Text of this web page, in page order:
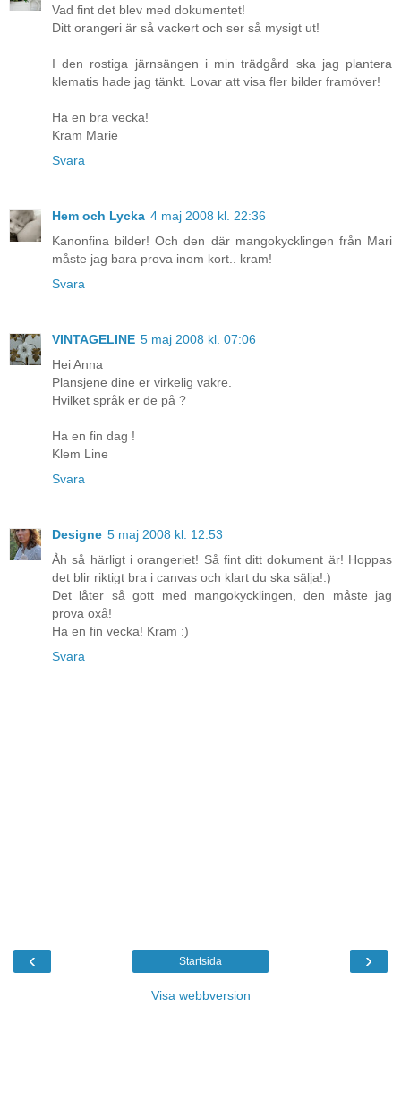
Vad fint det blev med dokumentet!
Ditt orangeri är så vackert och ser så mysigt ut!
I den rostiga järnsängen i min trädgård ska jag plantera
klematis hade jag tänkt. Lovar att visa fler bilder framöver!
Ha en bra vecka!
Kram Marie
Svara
Hem och Lycka 4 maj 2008 kl. 22:36
Kanonfina bilder! Och den där mangokycklingen från Mari
måste jag bara prova inom kort.. kram!
Svara
VINTAGELINE 5 maj 2008 kl. 07:06
Hei Anna
Plansjene dine er virkelig vakre.
Hvilket språk er de på ?
Ha en fin dag !
Klem Line
Svara
Designe 5 maj 2008 kl. 12:53
Åh så härligt i orangeriet! Så fint ditt dokument är! Hoppas
det blir riktigt bra i canvas och klart du ska sälja!:)
Det låter så gott med mangokycklingen, den måste jag
prova oxå!
Ha en fin vecka! Kram :)
Svara
‹ ›
Startsida
Visa webbversion